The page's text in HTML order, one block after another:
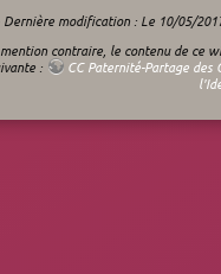
Dernière modification : Le 10/05/
contraire, le contenu de ce
:
CC Paternité-Partage